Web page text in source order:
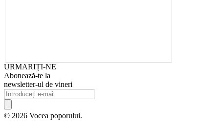
URMARIȚI-NE
Abonează-te la
newsletter-ul de vineri
© 2026 Vocea poporului.